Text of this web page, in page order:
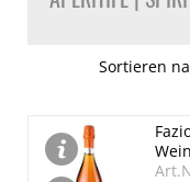
Sortieren